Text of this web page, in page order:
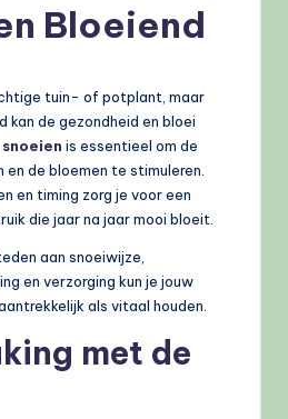
Bloeiend
tuin- of potplant, maar
kan de gezondheid en bloei
is essentieel om de
de bloemen te stimuleren.
en timing zorg je voor een
die jaar na jaar mooi bloeit.
aan snoeiwijze,
en verzorging kun je jouw
als vitaal houden.
met de